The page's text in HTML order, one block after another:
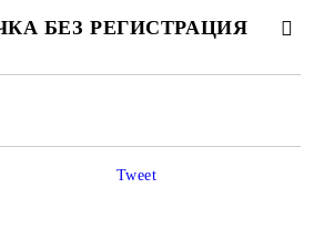
БЕЗ РЕГИСТРАЦИЯ
Tweet